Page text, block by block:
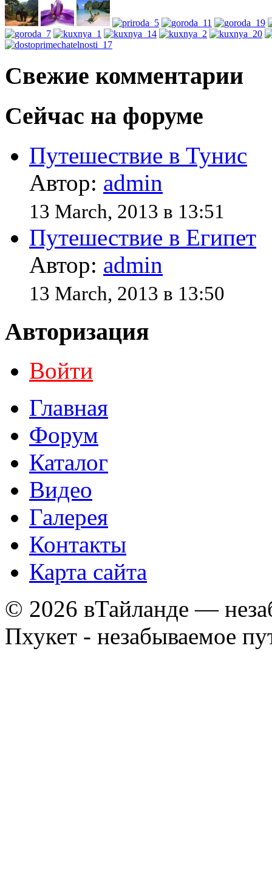
Свежие комментарии
Сейчас на форуме
Путешествие в Тунис
Автор: admin
13 March, 2013 в 13:51
Путешествие в Египет
Автор: admin
13 March, 2013 в 13:50
Авторизация
Войти
Главная
Форум
Каталог
Видео
Галерея
Контакты
Карта сайта
© 2026 вТайланде —
Пхукет - незабываемое